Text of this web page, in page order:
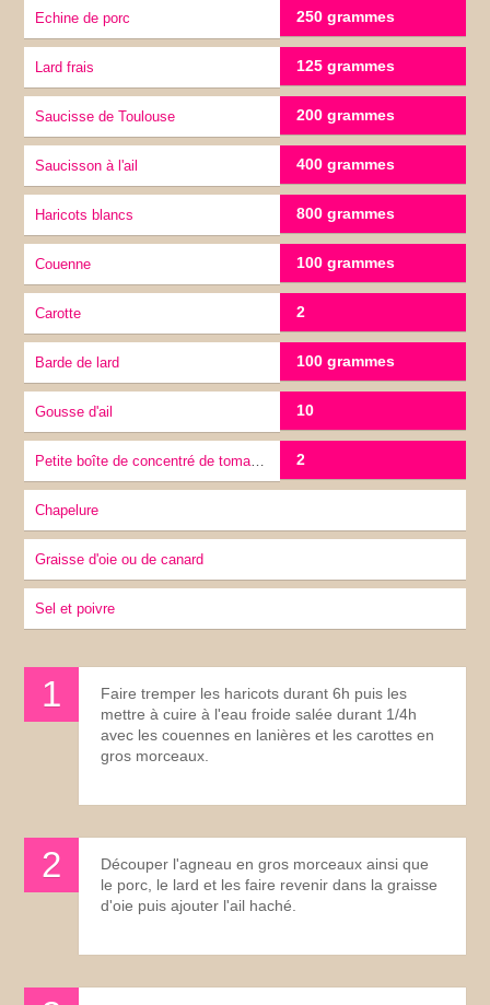
Echine de porc 250 grammes
Lard frais 125 grammes
Saucisse de Toulouse 200 grammes
Saucisson à l'ail 400 grammes
Haricots blancs 800 grammes
Couenne 100 grammes
carotte 2
Barde de lard 100 grammes
gousse d'ail 10
Petite boîte de concentré de tomates 2
chapelure
Graisse d'oie ou de canard
sel et poivre
Faire tremper les haricots durant 6h puis les
mettre à cuire à l'eau froide salée durant 1/4h
avec les couennes en lanières et les carottes en
gros morceaux.
Découper l'agneau en gros morceaux ainsi que
le porc, le lard et les faire revenir dans la graisse
d'oie puis ajouter l'ail haché.